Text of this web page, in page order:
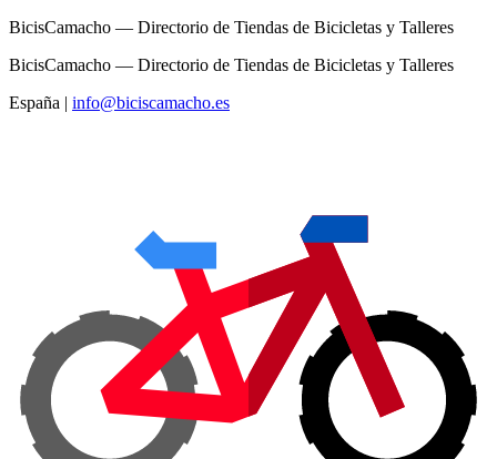
BicisCamacho — Directorio de Tiendas de Bicicletas y Talleres
BicisCamacho — Directorio de Tiendas de Bicicletas y Talleres
España | info@biciscamacho.es